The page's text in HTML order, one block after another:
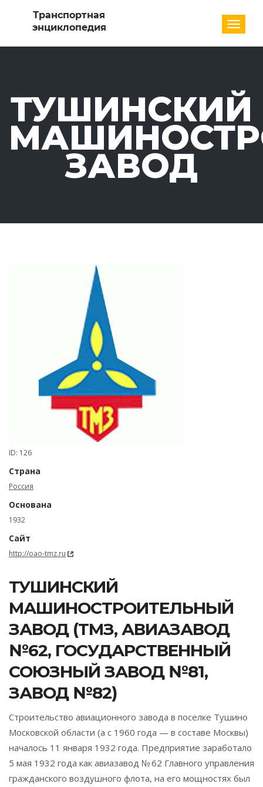
ТУШИНСКИЙ
ЗАВОД
ID: 126
Страна
Россия
Основана
1932
Сайт
http://oao-tmz.ru
ТУШИНСКИЙ
МАШИНОСТРОИТЕЛЬНЫЙ
ЗАВОД (ТМЗ, АВИАЗАВОД
№62, ГОСУДАРСТВЕННЫЙ
СОЮЗНЫЙ ЗАВОД №81,
ЗАВОД №82)
Строительство авиационного завода в поселке Тушино
Московской области (а с 1960 года — в составе Москвы)
началось 11 января 1932 года. Предприятие заработало
5 мая 1932 года как авиазавод № 62 Главного управления
гражданского воздушного флота, на его мощностях был